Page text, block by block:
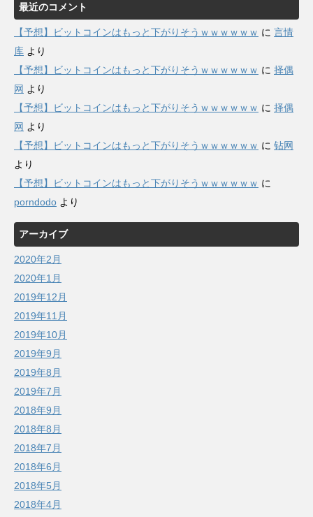
最近のコメント
【予想】ビットコインはもっと下がりそうｗｗｗｗｗｗ に 言情
库 より
【予想】ビットコインはもっと下がりそうｗｗｗｗｗｗ に 择偶
网 より
【予想】ビットコインはもっと下がりそうｗｗｗｗｗｗ に 择偶
网 より
【予想】ビットコインはもっと下がりそうｗｗｗｗｗｗ に 钻网
より
【予想】ビットコインはもっと下がりそうｗｗｗｗｗｗ に
porndodo より
アーカイブ
2020年2月
2020年1月
2019年12月
2019年11月
2019年10月
2019年9月
2019年8月
2019年7月
2018年9月
2018年8月
2018年7月
2018年6月
2018年5月
2018年4月